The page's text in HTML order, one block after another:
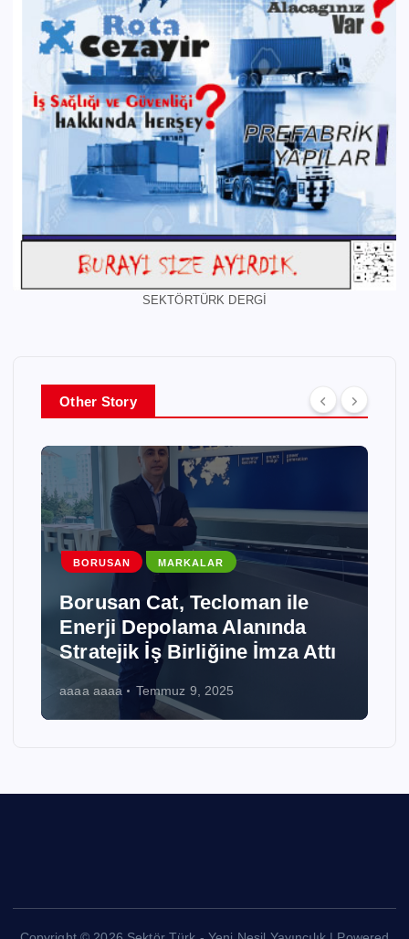
SEKTÖRTÜRK DERGİ
Other Story
BORUSAN MARKALAR
Borusan Cat, Tecloman ile
Enerji Depolama Alanında
Stratejik İş Birliğine İmza Attı
aaaa aaaa Temmuz 9, 2025